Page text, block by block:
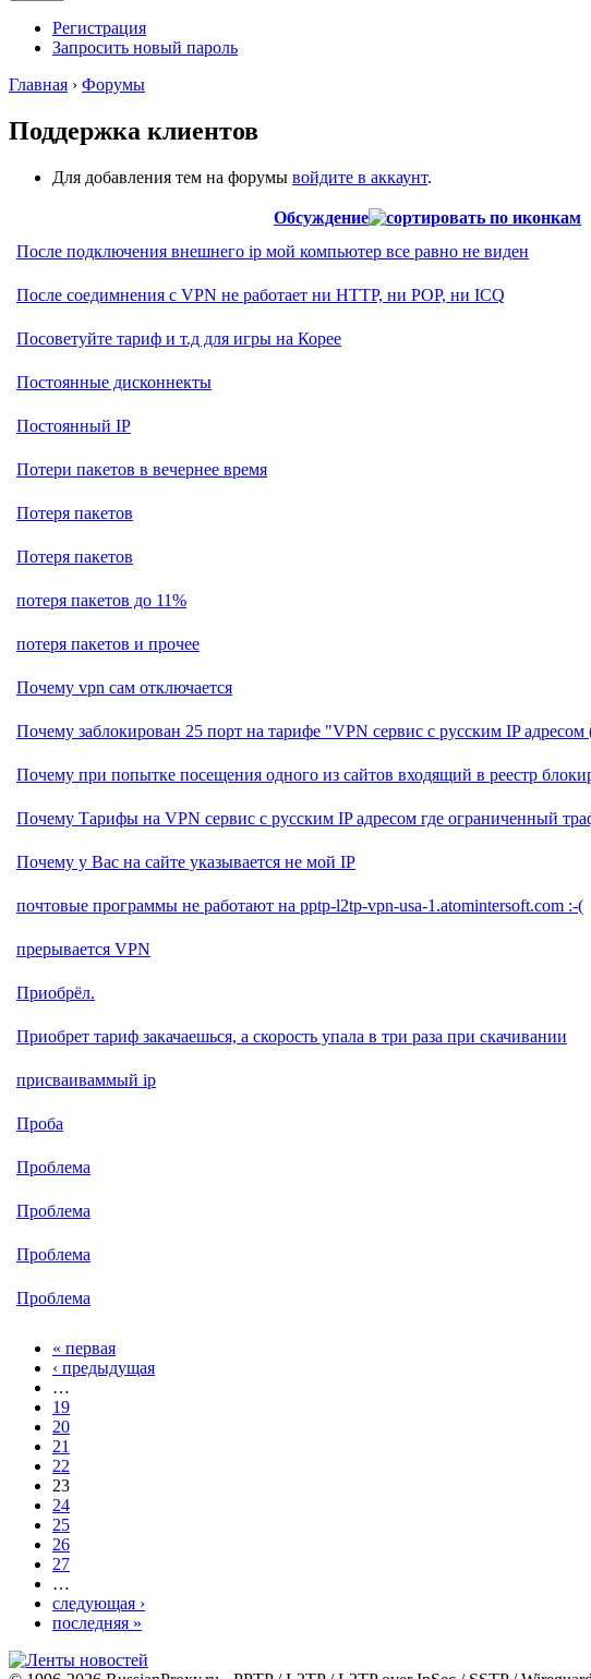
Регистрация
Запросить новый пароль
Главная › Форумы
Поддержка клиентов
Для добавления тем на форумы войдите в аккаунт.
Обсуждение
После подключения внешнего ip мой компьютер все равно не виден
После соедимнения с VPN не работает ни HTTP, ни POP, ни ICQ
Посоветуйте тариф и т.д для игры на Корее
Постоянные дисконнекты
Постоянный IP
Потери пакетов в вечернее время
Потеря пакетов
Потеря пакетов
потеря пакетов до 11%
потеря пакетов и прочее
Почему vpn сам отключается
Почему заблокирован 25 порт на тарифе "VPN сервис с русским IP
Почему при попытке посещения одного из сайтов входящий в реестр
Почему Тарифы на VPN сервис с русским IP адресом где ограниченный
Почему у Вас на сайте указывается не мой IP
почтовые программы не работают на pptp-l2tp-vpn-usa-1.atomintersoft.com :-(
прерывается VPN
Приобрёл.
Приобрет тариф закачаешься, а скорость упала в три раза при скачивании
присваиваммый ip
Проба
Проблема
Проблема
Проблема
Проблема
« первая
‹ предыдущая
…
19
20
21
22
23
24
25
26
27
…
следующая ›
последняя »